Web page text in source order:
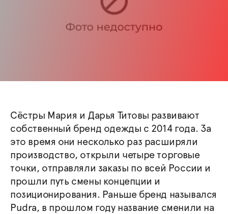
Сёстры Мария и Дарья Титовы развивают
собственный бренд одежды с 2014 года. За
это время они несколько раз расширяли
производство, открыли четыре торговые
точки, отправляли заказы по всей России и
прошли путь смены концепции и
позиционирования. Раньше бренд назывался
Pudra, в прошлом году название сменили на